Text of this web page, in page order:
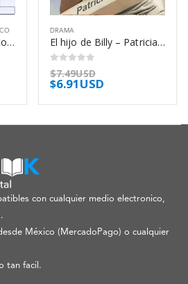
El juego de los abalorios – Hermann Hesse
DRAMA
El hijo de Billy – Patricia Nell Warren
0out of 5
$7.49USD
$6.91USD
con cualquier medio electronico,
México (MercadoPago) o cualquier
tan facil.